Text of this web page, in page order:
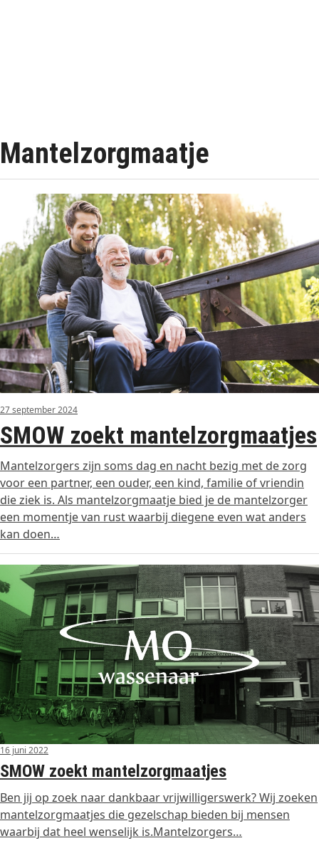
Mantelzorgmaatje
27 september 2024
SMOW zoekt mantelzorgmaatjes
Mantelzorgers zijn soms dag en nacht bezig met de zorg
voor een partner, een ouder, een kind, familie of vriendin
die ziek is. Als mantelzorgmaatje bied je de mantelzorger
een momentje van rust waarbij diegene even wat anders
kan doen…
16 juni 2022
SMOW zoekt mantelzorgmaatjes
Ben jij op zoek naar dankbaar vrijwilligerswerk? Wij zoeken
mantelzorgmaatjes die gezelschap bieden bij mensen
waarbij dat heel wenselijk is.Mantelzorgers…